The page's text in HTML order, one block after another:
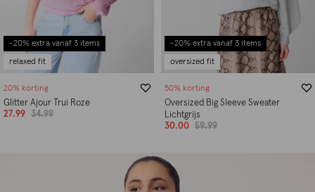
-20% extra vanaf 3 items
relaxed fit
20% korting
Glitter Ajour Trui Roze
27.99
34.99
-20% extra vanaf 3 items
oversized fit
50% korting
Oversized Big Sleeve Sweater
Lichtgrijs
30.00
59.99